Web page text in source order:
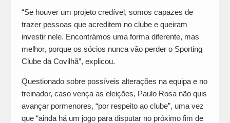
“Se houver um projeto credível, somos capazes de
trazer pessoas que acreditem no clube e queiram
investir nele. Encontrámos uma forma diferente, mas
melhor, porque os sócios nunca vão perder o Sporting
Clube da Covilhã”, explicou.
Questionado sobre possíveis alterações na equipa e no
treinador, caso vença as eleições, Paulo Rosa não quis
avançar pormenores, “por respeito ao clube”, uma vez
que “ainda há um jogo para disputar no próximo fim de